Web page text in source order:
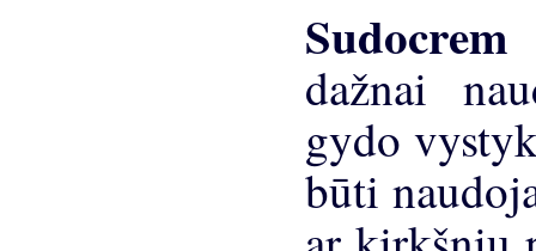
Sudocrem
dažnai
gydo
būti